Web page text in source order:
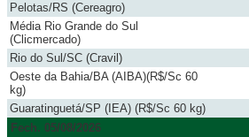
Pelotas/RS (Cereagro)
Média Rio Grande do Sul
(Clicmercado)
Rio do Sul/SC (Cravil)
Oeste da Bahia/BA (AIBA)(R$/Sc 60
kg)
Guaratinguetá/SP (IEA) (R$/Sc 60 kg)
Fech. 05/08/2026